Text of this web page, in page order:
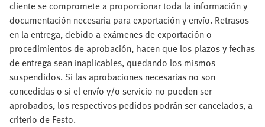
cliente se compromete a proporcionar toda la información y
documentación necesaria para exportación y envío. Retrasos
en la entrega, debido a exámenes de exportación o
procedimientos de aprobación, hacen que los plazos y fechas
de entrega sean inaplicables, quedando los mismos
suspendidos. Si las aprobaciones necesarias no son
concedidas o si el envío y/o servicio no pueden ser
aprobados, los respectivos pedidos podrán ser cancelados, a
criterio de Festo.